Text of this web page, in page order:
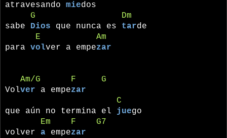
atravesando miedos
G
Dm
sabe Dios que nunca es tarde
E
Am
para volver a empezar
Am/G F
G
Volver a empezar
C
que aún no termina el juego
Em
F
G7
volver a empezar